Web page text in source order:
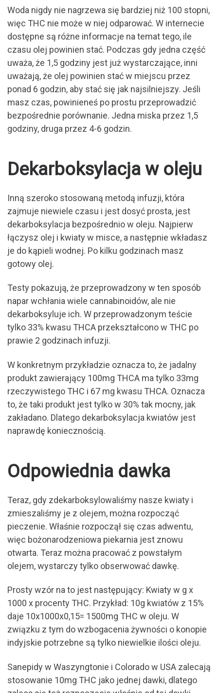
Woda nigdy nie nagrzewa się bardziej niż 100 stopni,
więc THC nie może w niej odparować. W internecie
dostępne są różne informacje na temat tego, ile
czasu olej powinien stać. Podczas gdy jedna część
uważa, że 1,5 godziny jest już wystarczające, inni
uważają, że olej powinien stać w miejscu przez
ponad 6 godzin, aby stać się jak najsilniejszy. Jeśli
masz czas, powinieneś po prostu przeprowadzić
bezpośrednie porównanie. Jedna miska przez 1,5
godziny, druga przez 4-6 godzin.
Dekarboksylacja w oleju
Inną szeroko stosowaną metodą infuzji, która
zajmuje niewiele czasu i jest dosyć prosta, jest
dekarboksylacja bezpośrednio w oleju. Najpierw
łączysz olej i kwiaty w misce, a następnie wkładasz
je do kąpieli wodnej. Po kilku godzinach masz
gotowy olej.
Testy pokazują, że przeprowadzony w ten sposób
napar wchłania wiele cannabinoidów, ale nie
dekarboksyluje ich. W przeprowadzonym teście
tylko 33% kwasu THCA przekształcono w THC po
prawie 2 godzinach infuzji.
W konkretnym przykładzie oznacza to, że jadalny
produkt zawierający 100mg THCA ma tylko 33mg
rzeczywistego THC i 67 mg kwasu THCA. Oznacza
to, że taki produkt jest tylko w 30% tak mocny, jak
zakładano. Dlatego dekarboksylacja kwiatów jest
naprawdę koniecznością.
Odpowiednia dawka
Teraz, gdy zdekarboksylowaliśmy nasze kwiaty i
zmieszaliśmy je z olejem, można rozpocząć
pieczenie. Właśnie rozpoczął się czas adwentu,
więc bożonarodzeniowa piekarnia jest znowu
otwarta. Teraz można pracować z powstałym
olejem, wystarczy tylko obserwować dawkę.
Prosty wzór na to jest następujący: Kwiaty w g x
1000 x procenty THC. Przykład: 10g kwiatów z 15%
daje 10x1000x0,15= 1500mg THC w oleju. W
związku z tym do wzbogacenia żywności o konopie
indyjskie potrzebne są tylko niewielkie ilości oleju.
Sanepidy w Waszyngtonie i Colorado w USA zalecają
stosowanie 10mg THC jako jednej dawki, dlatego